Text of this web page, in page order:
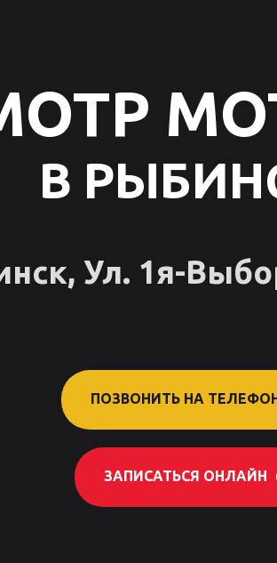
В
Ул. 1я-
ПОЗВОНИТЬ НА
ЗАПИСАТЬСЯ ОНЛАЙН